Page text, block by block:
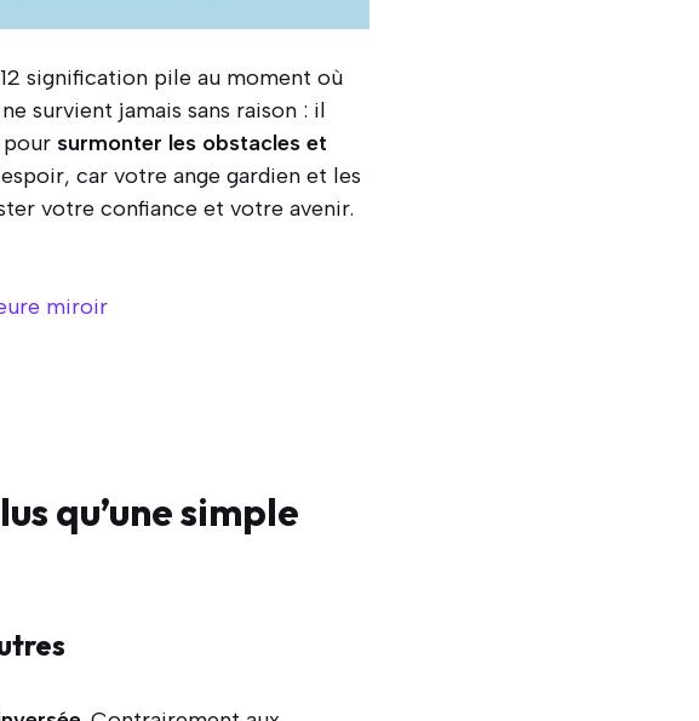
signification pile au moment où
survient jamais sans raison : il
pour surmonter les obstacles et
car votre ange gardien et les
votre confiance et votre avenir.
miroir
qu’une simple